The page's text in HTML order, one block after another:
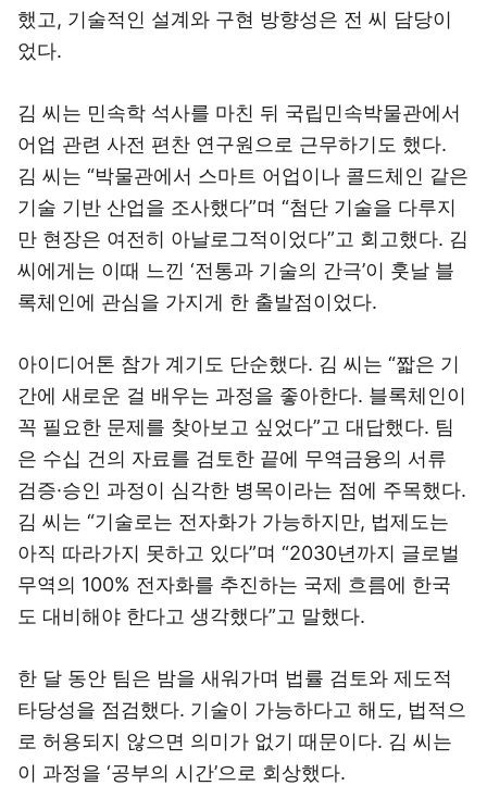
했고, 기술적인 설계와 구현 방향성은 전 씨 담당이
었다.
김 씨는 민속학 석사를 마친 뒤 국립민속박물관에서
어업 관련 사전 편찬 연구원으로 근무하기도 했다.
김 씨는 “박물관에서 스마트 어업이나 콜드체인 같은
기술 기반 산업을 조사했다”며 “첨단 기술을 다루지
만 현장은 여전히 아날로그적이었다”고 회고했다. 김
씨에게는 이때 느낀 ‘전통과 기술의 간극’이 훗날 블
록체인에 관심을 가지게 한 출발점이었다.
아이디어톤 참가 계기도 단순했다. 김 씨는 “짧은 기
간에 새로운 걸 배우는 과정을 좋아한다. 블록체인이
꼭 필요한 문제를 찾아보고 싶었다”고 대답했다. 팀
은 수십 건의 자료를 검토한 끝에 무역금융의 서류
검증·승인 과정이 심각한 병목이라는 점에 주목했다.
김 씨는 “기술로는 전자화가 가능하지만, 법제도는
아직 따라가지 못하고 있다”며 “2030년까지 글로벌
무역의 100% 전자화를 추진하는 국제 흐름에 한국
도 대비해야 한다고 생각했다”고 말했다.
한 달 동안 팀은 밤을 새워가며 법률 검토와 제도적
타당성을 점검했다. 기술이 가능하다고 해도, 법적으
로 허용되지 않으면 의미가 없기 때문이다. 김 씨는
이 과정을 ‘공부의 시간’으로 회상했다.